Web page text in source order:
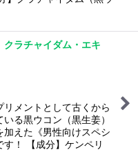
クラチャイダム・エキ
リメントとして古くから
る黒ウコン（黒生姜）
えた《男性向けスペシ
！ 【成分】ケンペリ